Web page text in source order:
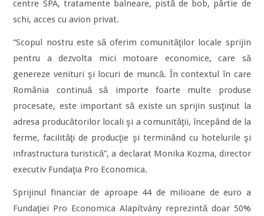
centre SPA, tratamente balneare, pistă de bob, pârtie de
schi, acces cu avion privat.
“Scopul nostru este să oferim comunităţilor locale sprijin
pentru a dezvolta mici motoare economice, care să
genereze venituri şi locuri de muncă. În contextul în care
România continuă să importe foarte multe produse
procesate, este important să existe un sprijin susţinut la
adresa producătorilor locali şi a comunităţii, începând de la
ferme, facilităţi de producţie şi terminând cu hotelurile şi
infrastructura turistică”, a declarat Monika Kozma, director
executiv Fundaţia Pro Economica.
Sprijinul financiar de aproape 44 de milioane de euro a
Fundaţiei Pro Economica Alapítvány reprezintă doar 50%